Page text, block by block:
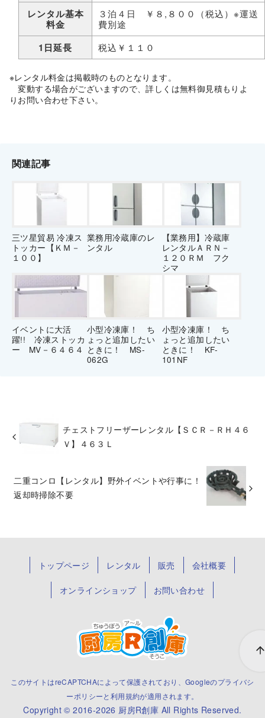
レンタル基本
料金
３泊４日 ￥８,８００（税込）※運送
費別途
1日延長 税込￥１１０
※レンタル料金は掲載時のものとなります。
変動する場合がございますので、詳しくは無料御見積もりよ
りお問い合わせ下さい。
関連記事
三ツ星貿易 冷凍ス
トッカー【ＫＭ－
１００】
業務用冷蔵庫のレ
ンタル
【業務用】冷蔵庫
レンタルＡＲＮ－
１２０ＲＭ フク
シマ
イベントに大活
躍!! 冷凍ストッカ
ー MV－６４６４
小型冷凍庫！ ち
ょっと追加したい
ときに！ MS-
062G
小型冷凍庫！ ち
ょっと追加したい
ときに！ KF-
101NF
チェストフリーザーレンタル【ＳＣＲ－ＲＨ４６
Ｖ】４６３Ｌ
二重コンロ【レンタル】野外イベントや行事に！
返却時掃除不要
トップページ レンタル 販売 会社概要
オンラインショップ お問い合わせ
このサイトはreCAPTCHAによって保護されており、Googleのプライバシ
ーポリシーと 利用規約が適用されます。
Copyright © 2016-2026 厨房R創庫 All Rights Reserved.